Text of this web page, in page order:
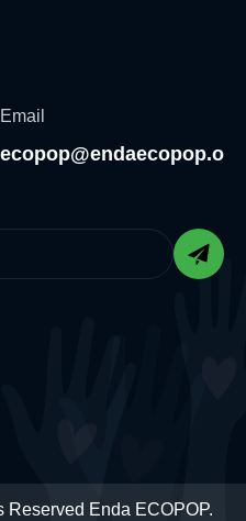
Email
ecopop@endaecopop.org
Reserved Enda ECOPOP.